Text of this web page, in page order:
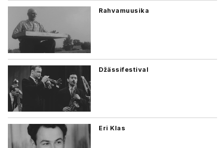
Rahvamuusika
Džässifestival
Eri Klas